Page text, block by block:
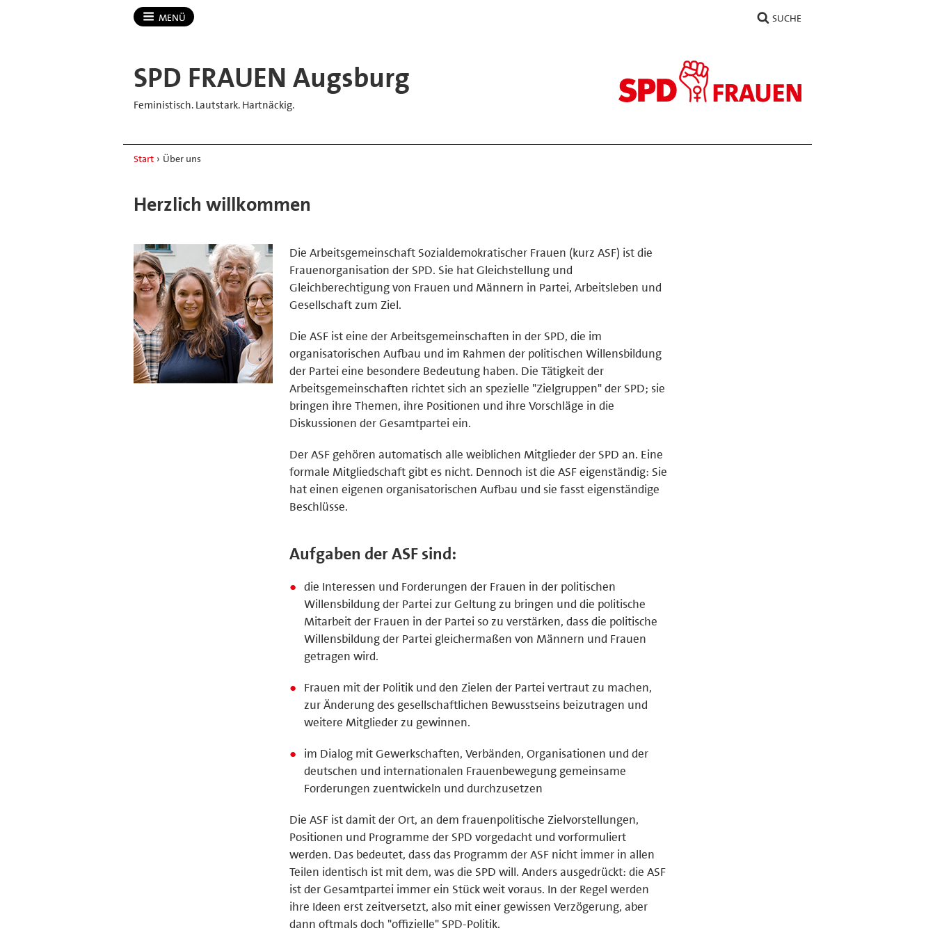
MENÜ SUCHE
SPD FRAUEN Augsburg
Feministisch. Lautstark. Hartnäckig.
Start › Über uns
Herzlich willkommen
Die Arbeitsgemeinschaft Sozialdemokratischer Frauen (kurz ASF) ist die
Frauenorganisation der SPD. Sie hat Gleichstellung und
Gleichberechtigung von Frauen und Männern in Partei, Arbeitsleben und
Gesellschaft zum Ziel.
Die ASF ist eine der Arbeitsgemeinschaften in der SPD, die im
organisatorischen Aufbau und im Rahmen der politischen Willensbildung
der Partei eine besondere Bedeutung haben. Die Tätigkeit der
Arbeitsgemeinschaften richtet sich an spezielle "Zielgruppen" der SPD; sie
bringen ihre Themen, ihre Positionen und ihre Vorschläge in die
Diskussionen der Gesamtpartei ein.
Der ASF gehören automatisch alle weiblichen Mitglieder der SPD an. Eine
formale Mitgliedschaft gibt es nicht. Dennoch ist die ASF eigenständig: Sie
hat einen eigenen organisatorischen Aufbau und sie fasst eigenständige
Beschlüsse.
Aufgaben der ASF sind:
die Interessen und Forderungen der Frauen in der politischen
Willensbildung der Partei zur Geltung zu bringen und die politische
Mitarbeit der Frauen in der Partei so zu verstärken, dass die politische
Willensbildung der Partei gleichermaßen von Männern und Frauen
getragen wird.
Frauen mit der Politik und den Zielen der Partei vertraut zu machen,
zur Änderung des gesellschaftlichen Bewusstseins beizutragen und
weitere Mitglieder zu gewinnen.
im Dialog mit Gewerkschaften, Verbänden, Organisationen und der
deutschen und internationalen Frauenbewegung gemeinsame
Forderungen zuentwickeln und durchzusetzen
Die ASF ist damit der Ort, an dem frauenpolitische Zielvorstellungen,
Positionen und Programme der SPD vorgedacht und vorformuliert
werden. Das bedeutet, dass das Programm der ASF nicht immer in allen
Teilen identisch ist mit dem, was die SPD will. Anders ausgedrückt: die ASF
ist der Gesamtpartei immer ein Stück weit voraus. In der Regel werden
ihre Ideen erst zeitversetzt, also mit einer gewissen Verzögerung, aber
dann oftmals doch "offizielle" SPD-Politik.